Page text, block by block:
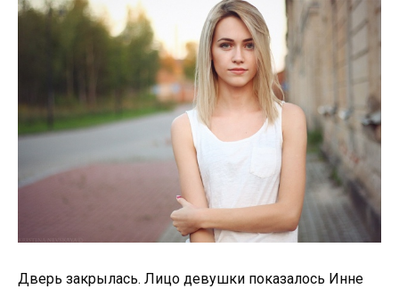
Дверь закрылась. Лицо девушки показалось Инне